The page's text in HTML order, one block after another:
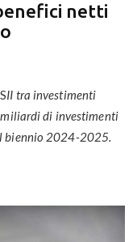
netti
SII tra investimenti
di investimenti
biennio 2024-2025.